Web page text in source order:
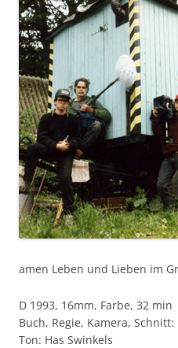
amen Leben und Lieben im
D 1993, 16mm, Farbe, 32 min
Buch, Regie, Kamera,
Ton: Has Swinkels